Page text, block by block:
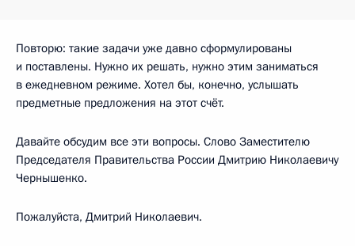
Повторю: такие задачи уже давно сформулированы
и поставлены. Нужно их решать, нужно этим заниматься
в ежедневном режиме. Хотел бы, конечно, услышать
предметные предложения на этот счёт.
Давайте обсудим все эти вопросы. Слово Заместителю
Председателя Правительства России Дмитрию Николаевичу
Чернышенко.
Пожалуйста, Дмитрий Николаевич.